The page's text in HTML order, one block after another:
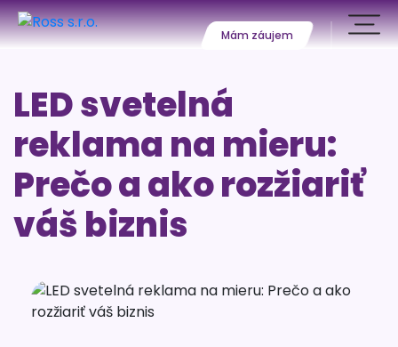
Mám záujem
LED svetelná
reklama na mieru:
Prečo a ako rozžiariť
váš biznis